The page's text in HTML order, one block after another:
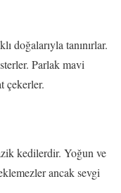
doğalarıyla tanınırlar.
Parlak mavi
çekerler.
kedilerdir. Yoğun ve
ancak sevgi